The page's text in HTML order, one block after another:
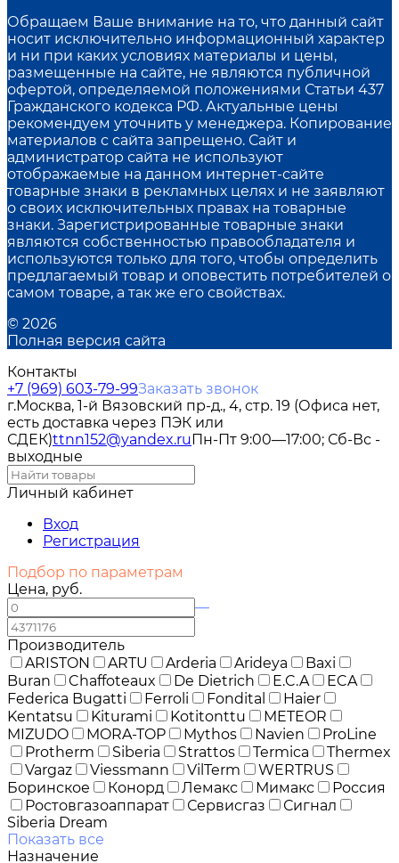
Обращаем Ваше внимание на то, что данный сайт
носит исключительно информационный характер
и ни при каких условиях материалы и цены,
размещенные на сайте, не являются публичной
офертой, определяемой положениями Статьи 437
Гражданского кодекса РФ. Актуальные цены
рекомендуем уточнить у менеджера. Копирование
материалов с сайта запрещено. Сайт и
администратор сайта не используют
отображаемые на данном интернет-сайте
товарные знаки в рекламных целях и не заявляют
о своих исключительных правах на товарные
знаки. Зарегистрированные товарные знаки
являются собственностью правообладателя и
используются только для того, чтобы определить
предлагаемый товар и оповестить потребителей о
самом товаре, а так же его свойствах.
© 2026
Полная версия сайта
Контакты
+7 (969) 603-79-99Заказать звонок
г.Москва, 1-й Вязовский пр-д., 4, стр. 19 (Офиса нет,
есть доставка через ПЭК или
СДЕК)ttnn152@yandex.ruПн-Пт 9:00—17:00; Сб-Вс -
выходные
Личный кабинет
Вход
Регистрация
Подбор по параметрам
Цена, руб.
—
Производитель
ARISTON
ARTU Arderia Arideya
Baxi
Buran
Chaffoteaux De Dietrich E.C.A
ECA
Federica Bugatti
Ferroli Fondital
Haier
Kentatsu
Kiturami Kotitonttu
METEOR
MIZUDO
MORA-TOP Mythos Navien
ProLine
Protherm
Siberia Strattos Termica
Thermex
Vargaz
Viessmann VilTerm
WERTRUS
Боринское
Конорд Лемакс Мимакс
Россия
Ростовгазоаппарат
Сервисгаз
Сигнал
Siberia Dream
Показать все
Назначение